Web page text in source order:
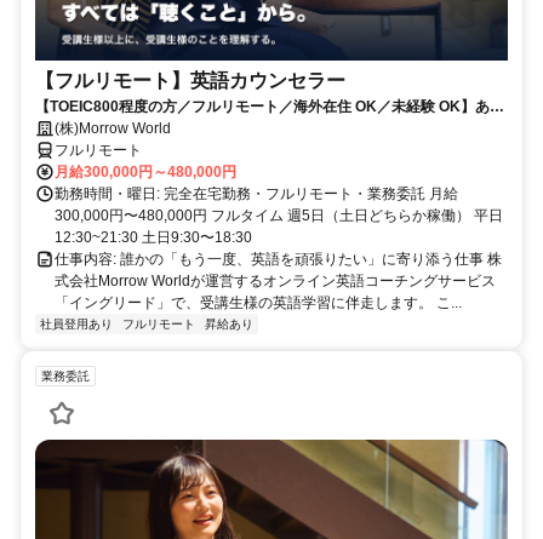
【フルリモート】英語カウンセラー
【TOEIC800程度の方／フルリモート／海外在住 OK／未経験 OK】あな
たが英語学習で経験した失敗も成功も。すべてが、受講生の人生を変え
るお仕事です。
(株)Morrow World
フルリモート
月給300,000円～480,000円
勤務時間・曜日: 完全在宅勤務・フルリモート・業務委託 月給
300,000円〜480,000円 フルタイム 週5日（土日どちらか稼働） 平日
12:30~21:30 土日9:30〜18:30
仕事内容: 誰かの「もう一度、英語を頑張りたい」に寄り添う仕事 株
式会社Morrow Worldが運営するオンライン英語コーチングサービス
「イングリード」で、受講生様の英語学習に伴走します。 こ...
社員登用あり フルリモート 昇給あり
業務委託